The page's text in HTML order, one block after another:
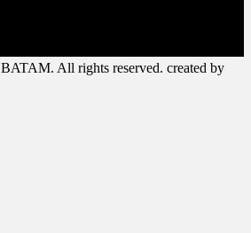
All rights reserved. created by